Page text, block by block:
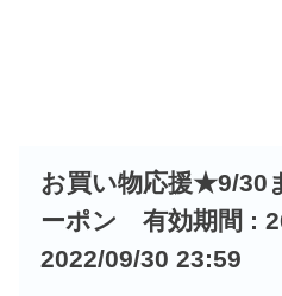
お買い物応援★9/30
ーポン 有効期間 :
2022/09/30 23:59